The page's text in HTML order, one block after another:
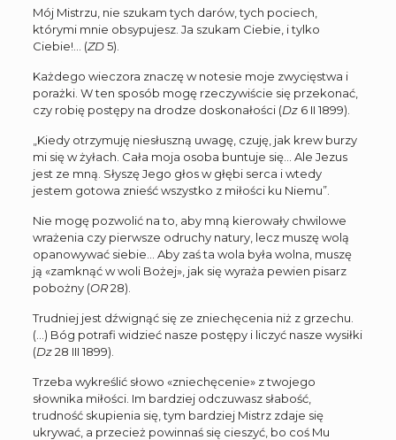
Mój Mistrzu, nie szukam tych darów, tych pociech,
którymi mnie obsypujesz. Ja szukam Ciebie, i tylko
Ciebie!… (ZD5).
Każdego wieczora znaczę w notesie moje zwycięstwa i
porażki. W ten sposób mogę rzeczywiście się przekonać,
czy robię postępy na drodze doskonałości (Dz6 II 1899).
„Kiedy otrzymuję niesłuszną uwagę, czuję, jak krew burzy
mi się w żyłach. Cała moja osoba buntuje się… Ale Jezus
jest ze mną. Słyszę Jego głos w głębi serca i wtedy
jestem gotowa znieść wszystko z miłości ku Niemu”.
Nie mogę pozwolić na to, aby mną kierowały chwilowe
wrażenia czy pierwsze odruchy natury, lecz muszę wolą
opanowywać siebie… Aby zaś ta wola była wolna, muszę
ją «zamknąć w woli Bożej», jak się wyraża pewien pisarz
pobożny (OR28).
Trudniej jest dźwignąć się ze zniechęcenia niż z grzechu.
(…) Bóg potrafi widzieć nasze postępy i liczyć nasze wysiłki
(Dz28 III 1899).
Trzeba wykreślić słowo «zniechęcenie» z twojego
słownika miłości. Im bardziej odczuwasz słabość,
trudność skupienia się, tym bardziej Mistrz zdaje się
ukrywać, a przecież powinnaś się cieszyć, bo coś Mu